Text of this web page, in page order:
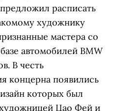
расписать
художнику
мастера со
автомобилей BMW
В честь
концерна появилиcь
которых был
художницей Цао Фей и